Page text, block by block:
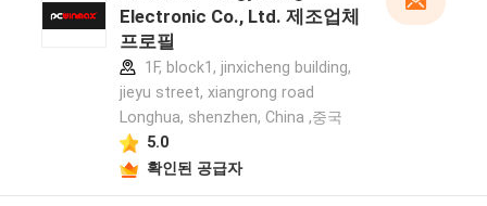
Electronic Co., Ltd. 제조업체
프로필
1F, block1, jinxicheng building,
jieyu street, xiangrong road
Longhua, shenzhen, China ,중국
5.0
확인된 공급자